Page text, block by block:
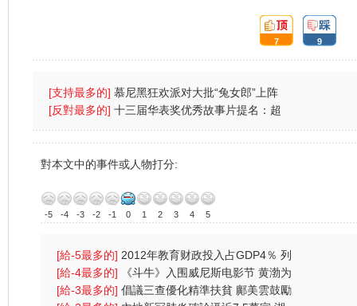
頂:
7
踩:
9
[支持最多的] 慕尼黑狂欢派对大批“兔女郎”上阵
(图)
[反對最多的] 十三届华表奖优秀故事片提名：超
强台风
對本文中的事件或人物打分:
-5 -4 -3 -2 -1 0 1 2 3 4 5
[給-5最多的] 2012年教育财政投入占GDP4％ 列
财政支出首位
[給-4最多的]
《斗牛》入围威尼斯电影节 黄渤为
戏受伤一
[給-3最多的] 倡議三查優化精準扶貧 鄺美雲鼓勵